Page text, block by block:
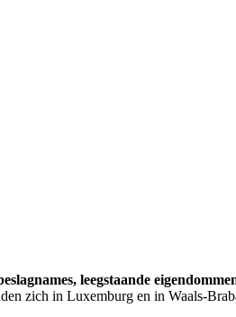
leegstaande
zich in Luxemburg en in Waals-